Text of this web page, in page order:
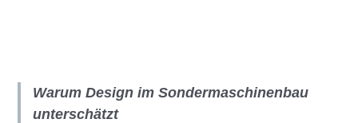
Warum Design im Sondermaschinenbau
unterschätzt